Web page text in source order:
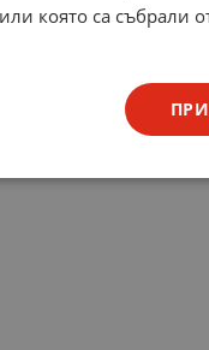
която са събрали